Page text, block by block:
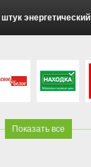
в ассортименте 0.33л (1 - 30 Июня 2026)
Показать все